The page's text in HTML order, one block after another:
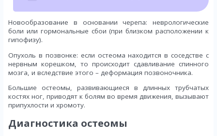
Новообразование в основании черепа: неврологические
боли или гормональные сбои (при близком расположении к
гипофизу).
Опухоль в позвонке: если остеома находится в соседстве с
нервным корешком, то происходит сдавливание спинного
мозга, и вследствие этого – деформация позвоночника.
Большие остеомы, развивающиеся в длинных трубчатых
костях ног, приводят к болям во время движения, вызывают
припухлости и хромоту.
Диагностика остеомы